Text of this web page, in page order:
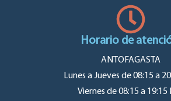
Horario de
ANTOFAGASTA
Lunes a Jueves de 08:15 a
Viernes de 08:15 a 19:15